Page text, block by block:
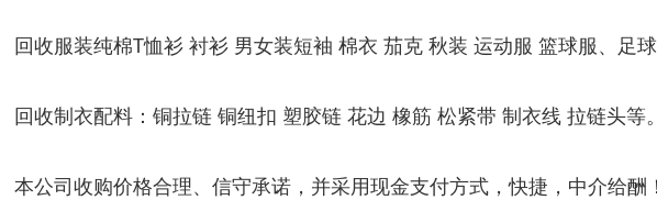
回收服装纯棉T恤衫 衬衫 男女装短袖 棉衣 茄克 秋装 运动服 篮球服、足
回收制衣配料：铜拉链 铜纽扣 塑胶链 花边 橡筋 松紧带 制衣线 拉链头等。
本公司收购价格合理、信守承诺，并采用现金支付方式，快捷，中介给酬